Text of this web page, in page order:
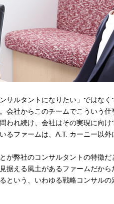
サルタントになりたい」ではな
会社からこのチームでこういう
れ続け、会社はその実現に向け
ファームは、A.T. カーニー以外
が弊社のコンサルタントの特徴
据える風土があるファームだか
という、いわゆる戦略コンサル